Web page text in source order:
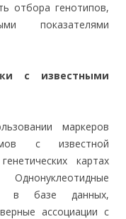
отбора генотипов,
показателями
с известными
маркеров
с известной
картах
в базе данных,
ассоциации с